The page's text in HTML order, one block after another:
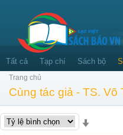
Tất cả Tạp chí Sách bộ
Trang chủ
Cùng tác giả - TS.